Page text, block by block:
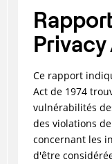
Ce rapport
Act de 1974
vulnérabilités
des violations
concernant les
d'être